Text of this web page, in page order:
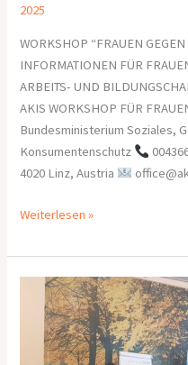
2025
WORKSHOP “FRAUEN
INFORMATIONEN FÜR
ARBEITS- UND
AKIS WORKSHOP FÜR
Bundesministerium Soziales,
Konsumentenschutz
4020 Linz, Austria
Weiterlesen »
Bericht über
dritten Workshop
„Frauen